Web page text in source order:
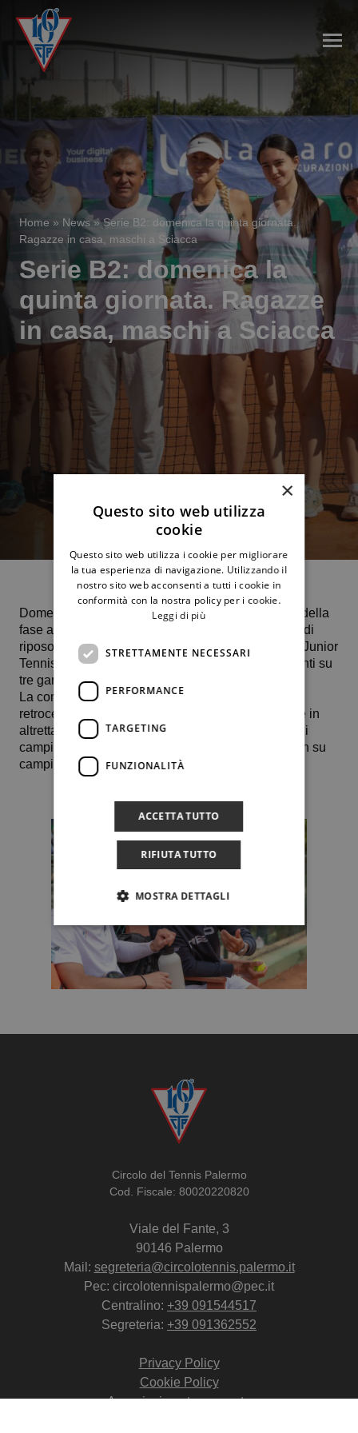
Home » News »Serie B2: domenica la quinta giornata.
Ragazze in casa, maschi a Sciacca
Serie B2: domenica la
quinta giornata. Ragazze
in casa, maschi a Sciacca
Domenica 24 maggio alle ore 9 la quinta giornata della
fase a gironi di B2. Il team femminile, dopo il turno di
riposo effettuato il 17 maggio, affronterà in casa lo Junior
Tennis Training SSD Varese. Ct Palermo con 4 punti su
tre gare disputate.
La compagine maschile, ad un passo dalla
retrocessione avendo collezionato quattro sconfitte in
altrettante gare, si recherà a Sciacca per sfidare sui
campi la formazione locale che gioca i propri match su
campi in veloce.
Circolo del Tennis Palermo
Cod. Fiscale: 80020220820
Viale del Fante, 3
90146 Palermo
Mail: segreteria@circolotennis.palermo.it
Pec: circolotennispalermo@pec.it
Centralino: +39 091544517
Segreteria: +39 091362552
Privacy Policy
Cookie Policy
Associazione trasparente
×
Questo sito web utilizza
cookie
Questo sito web utilizza i cookie per migliorare
la tua esperienza di navigazione. Utilizzando il
nostro sito web acconsenti a tutti i cookie in
conformità con la nostra policy per i cookie.
Leggi di più
STRETTAMENTE NECESSARI
PERFORMANCE
TARGETING
FUNZIONALITÀ
ACCETTA TUTTO
RIFIUTA TUTTO
MOSTRA DETTAGLI